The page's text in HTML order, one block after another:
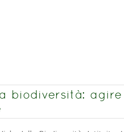
biodiversità: